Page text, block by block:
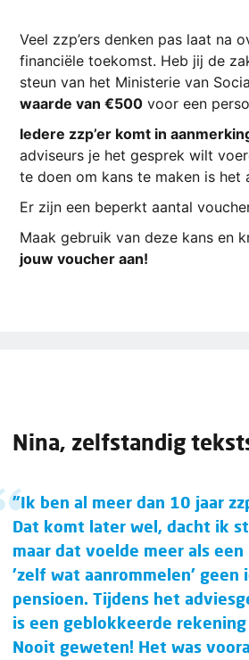
Veel zzp’ers denken pas laat na
financiële toekomst. Heb jij de
steun van het Ministerie van
waarde van €500voor een
Iedere zzp’er komt in
adviseurs je het gesprek wilt
te doen om kans te maken is het
Er zijn een beperkt aantal
Maak gebruik van deze kans en
jouw voucher aan!
Nina, zelfstandig
"Ik ben al meer dan 10 jaar
Dat komt later wel, dacht ik
maar dat voelde meer als
'zelf wat aanrommelen' geen
pensioen. Tijdens het
is een geblokkeerde
Nooit geweten! Het was